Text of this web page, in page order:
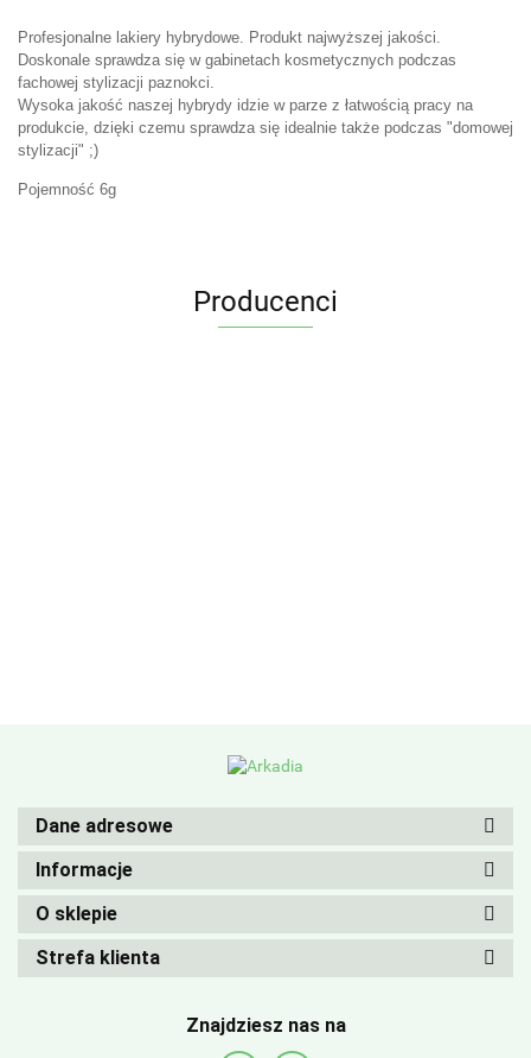
Profesjonalne lakiery hybrydowe. Produkt najwyższej jakości.
Doskonale sprawdza się w gabinetach kosmetycznych podczas
fachowej stylizacji paznokci.
Wysoka jakość naszej hybrydy idzie w parze z łatwością pracy na
produkcie, dzięki czemu sprawdza się idealnie także podczas "domowej
stylizacji" ;)
Pojemność 6g
Producenci
Dane adresowe
Informacje
O sklepie
Strefa klienta
Znajdziesz nas na